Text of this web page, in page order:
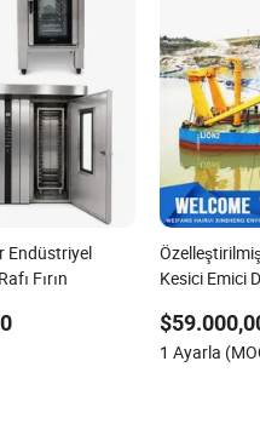
Endüstriyel
Fırın
Kesici Emici
Ankraj Kolu
1 Ayarla